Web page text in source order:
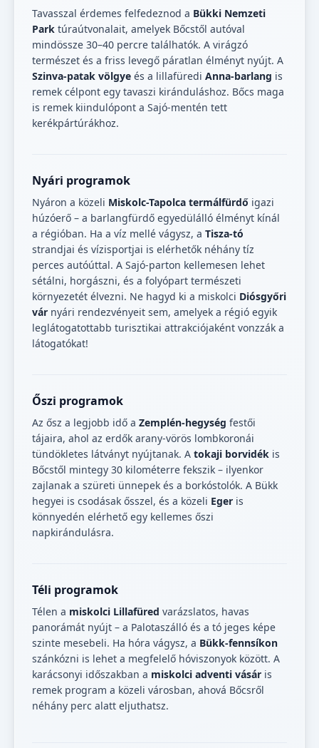
Tavasszal érdemes felfedeznod a Bükki Nemzeti
Park túraútvonalait, amelyek Bőcstől autóval
mindössze 30–40 percre találhatók. A virágzó
természet és a friss levegő páratlan élményt nyújt. A
Szinva-patak völgye és a lillafüredi Anna-barlang is
remek célpont egy tavaszi kiránduláshoz. Bőcs maga
is remek kiindulópont a Sajó-mentén tett
kerékpártúrákhoz.
Nyári programok
Nyáron a közeli Miskolc-Tapolca termálfürdő igazi
húzóerő – a barlangfürdő egyedülálló élményt kínál
a régióban. Ha a víz mellé vágysz, a Tisza-tó
strandjai és vízisportjai is elérhetők néhány tíz
perces autóúttal. A Sajó-parton kellemesen lehet
sétálni, horgászni, és a folyópart természeti
környezetét élvezni. Ne hagyd ki a miskolci Diósgyőri
vár nyári rendezvényeit sem, amelyek a régió egyik
leglátogatottabb turisztikai attrakciójaként vonzzák a
látogatókat!
Őszi programok
Az ősz a legjobb idő a Zemplén-hegység festői
tájaira, ahol az erdők arany-vörös lombkoronái
tündökletes látványt nyújtanak. A tokaji borvidék is
Bőcstől mintegy 30 kilométerre fekszik – ilyenkor
zajlanak a szüreti ünnepek és a borkóstolók. A Bükk
hegyei is csodásak ősszel, és a közeli Eger is
könnyedén elérhető egy kellemes őszi
napkirándulásra.
Téli programok
Télen a miskolci Lillafüred varázslatos, havas
panorámát nyújt – a Palotaszálló és a tó jeges képe
szinte mesebeli. Ha hóra vágysz, a Bükk-fennsíkon
szánkózni is lehet a megfelelő hóviszonyok között. A
karácsonyi időszakban a miskolci adventi vásár is
remek program a közeli városban, ahová Bőcsről
néhány perc alatt eljuthatsz.